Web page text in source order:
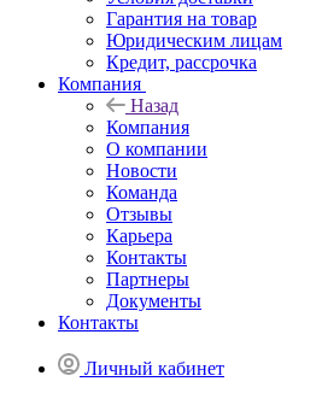
Гарантия на товар
Юридическим лицам
Кредит, рассрочка
Компания
Назад
Компания
О компании
Новости
Команда
Отзывы
Карьера
Контакты
Партнеры
Документы
Контакты
Личный кабинет